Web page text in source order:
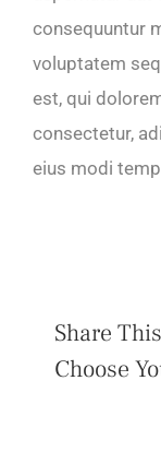
consequuntur
voluptatem
est, qui
consectetur,
eius modi
Share
Choose